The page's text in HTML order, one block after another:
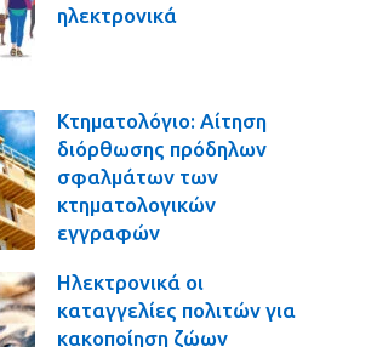
ηλεκτρονικά
Κτηματολόγιο: Αίτηση
διόρθωσης πρόδηλων
σφαλμάτων των
κτηματολογικών
εγγραφών
Ηλεκτρονικά οι
καταγγελίες πολιτών για
κακοποίηση ζώων